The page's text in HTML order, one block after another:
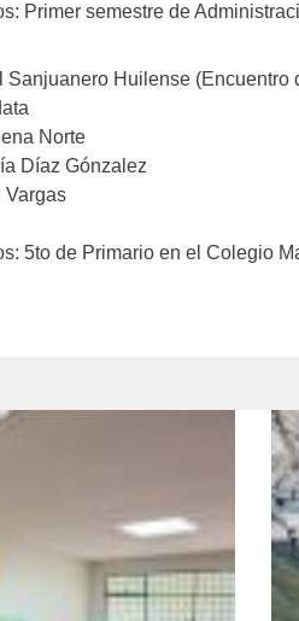
Primer semestre de
Sanjuanero Huilense (Encuentro
Norte
Díaz Gónzalez
Vargas
5to de Primario en el Colegio